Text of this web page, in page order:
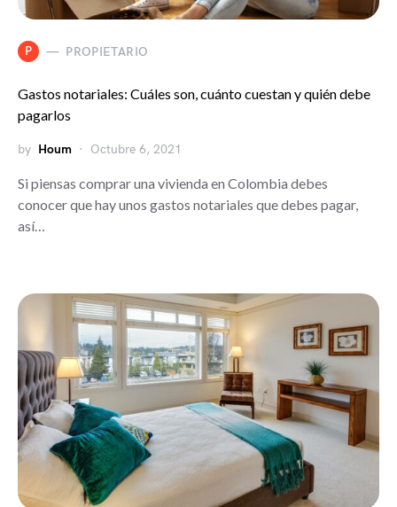
P PROPIETARIO
Gastos notariales: Cuáles son, cuánto cuestan y quién debe
pagarlos
by Houm Octubre 6, 2021
Si piensas comprar una vivienda en Colombia debes
conocer que hay unos gastos notariales que debes pagar,
así…